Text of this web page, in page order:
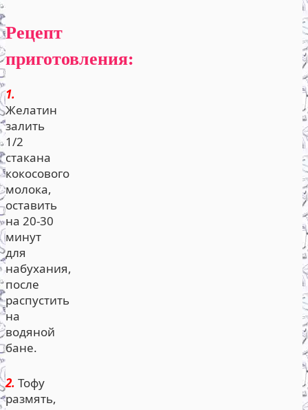
Рецепт
приготовления:
1.
Желатин
залить
1/2
стакана
кокосового
молока,
оставить
на 20-30
минут
для
набухания,
после
распустить
на
водяной
бане.
2. Тофу
размять,